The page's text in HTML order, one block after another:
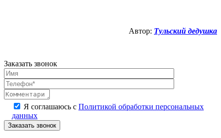
Автор: Тульский дедушка
Заказать звонок
Я соглашаюсь с Политикой обработки персональных
данных